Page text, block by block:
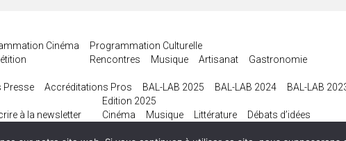
Cinéma
Programmation Culturelle
Rencontres
Musique Artisanat
Gastronomie
Presse
Accréditations Pros BAL-LAB 2025 BAL-LAB 2024
BAL-LAB
à la newsletter
Edition 2025
Cinéma
Musique Littérature
Débats d’idées